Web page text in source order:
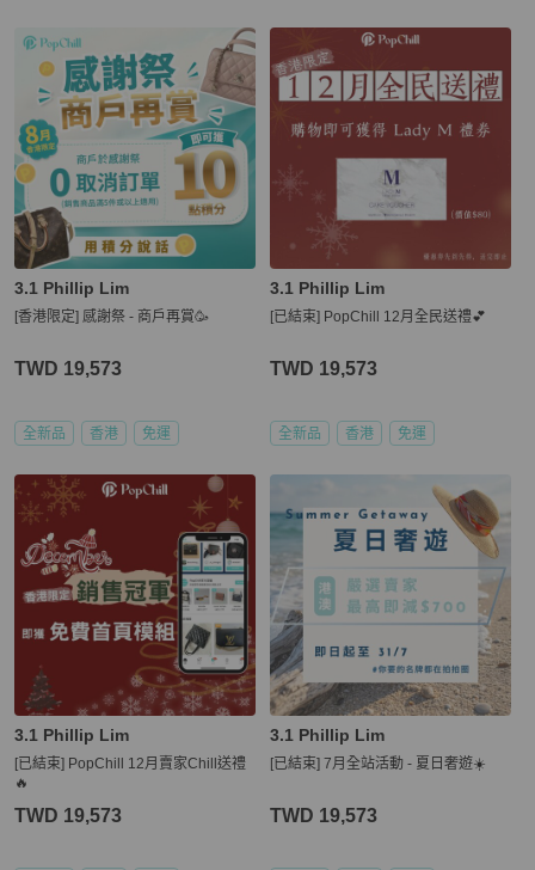
3.1 Phillip Lim
[香港限定] 感謝祭 - 商戶再賞🥳
TWD 19,573
全新品 香港 免運
3.1 Phillip Lim
[已結束] PopChill 12月全民送禮💕
TWD 19,573
全新品 香港 免運
3.1 Phillip Lim
[已結束] PopChill 12月賣家Chill送禮
🔥
TWD 19,573
3.1 Phillip Lim
[已結束] 7月全站活動 - 夏日奢遊☀️
TWD 19,573